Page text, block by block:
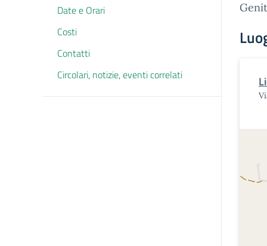
Date e Orari
Costi
Contatti
Circolari, notizie, eventi correlati